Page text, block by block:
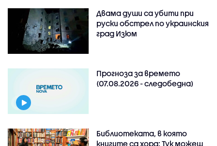
Двама души са убити при
руски обстрeл по украинския
град Изюм
Прогноза за времето
(07.08.2026 - следобедна)
Библиотеката, в която
книгите са хора: Тук можеш